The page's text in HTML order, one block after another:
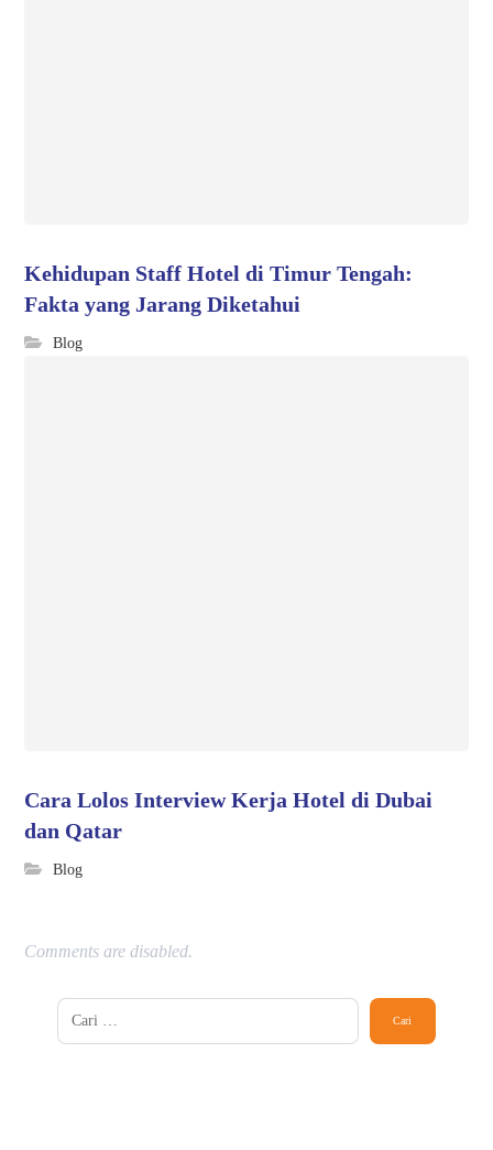
Kehidupan Staff Hotel di Timur Tengah:
Fakta yang Jarang Diketahui
Blog
Cara Lolos Interview Kerja Hotel di Dubai
dan Qatar
Blog
Comments are disabled.